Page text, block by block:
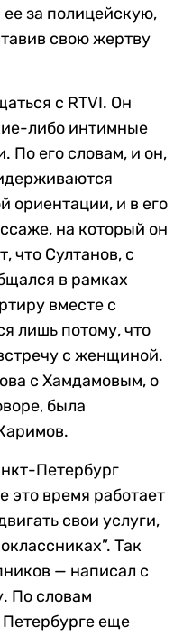
за полицейскую,
свою жертву
с RTVI. Он
либо интимные
По его словам, и он,
ориентации, и в его
на который он
что Султанов, с
в рамках
вместе с
лишь потому, что
с женщиной.
с Хамдамовым, о
была
Петербург
это время работает
свои услуги,
Так
— написал с
По словам
еще